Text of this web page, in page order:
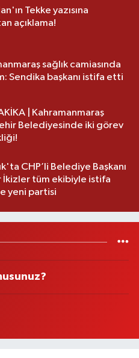
Tekke yazısına
açıklama!
sağlık camiasında
Sendika başkanı istifa etti
| Kahramanmaraş
Belediyesinde iki görev
CHP’li Belediye Başkanı
İkizler tüm ekibiyle istifa
yeni partisi